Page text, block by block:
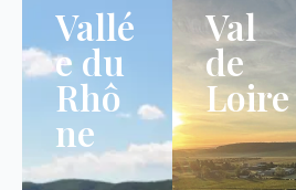
Vallé
e du
Rhô
ne
Val
de
Loire